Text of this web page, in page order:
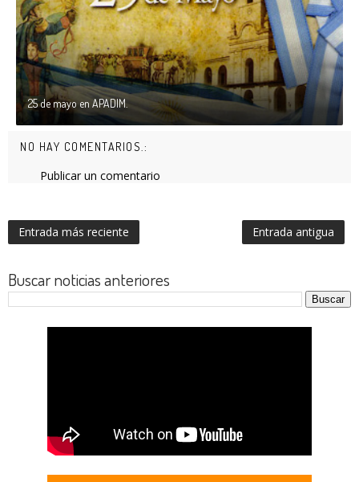
25 de mayo en APADIM.
NO HAY COMENTARIOS.:
Publicar un comentario
Entrada más reciente Entrada antigua
Buscar noticias anteriores